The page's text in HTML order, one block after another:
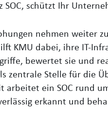
SOC, schützt Ihr
nehmen weiter
KMU dabei, ihre
bewertet sie und
zentrale Stelle für die
arbeitet ein SOC rund
erkannt und